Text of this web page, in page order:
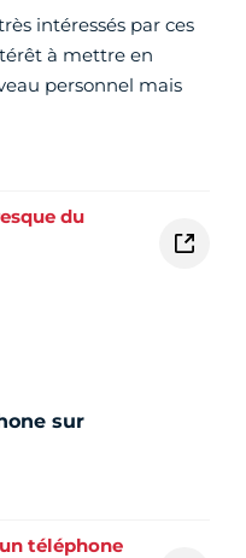
intéressés par ces
à mettre en
personnel mais
du
sur
téléphone